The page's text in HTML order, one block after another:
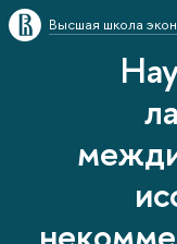
Высшая школа